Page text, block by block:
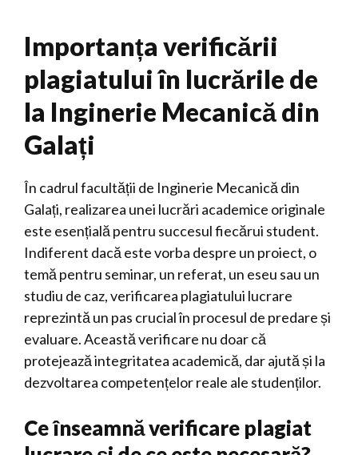
Importanța verificării
plagiatului în lucrările de
la Inginerie Mecanică din
Galați
În cadrul facultății de Inginerie Mecanică din
Galați, realizarea unei lucrări academice originale
este esențială pentru succesul fiecărui student.
Indiferent dacă este vorba despre un proiect, o
temă pentru seminar, un referat, un eseu sau un
studiu de caz, verificarea plagiatului lucrare
reprezintă un pas crucial în procesul de predare și
evaluare. Această verificare nu doar că
protejează integritatea academică, dar ajută și la
dezvoltarea competențelor reale ale studenților.
Ce înseamnă verificare plagiat